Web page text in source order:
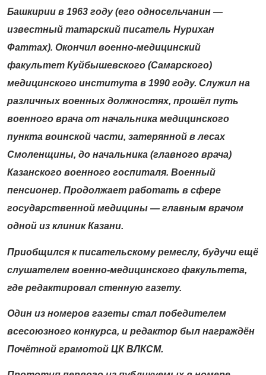
Башкирии в 1963 году (его односельчанин —
известный татарский писатель Нурихан
Фаттах). Окончил военно-медицинский
факультет Куйбышевского (Самарского)
медицинского института в 1990 году. Служил на
различных военных должностях, прошёл путь
военного врача от начальника медицинского
пункта воинской части, затерянной в лесах
Смоленщины, до начальника (главного врача)
Казанского военного госпиталя. Военный
пенсионер. Продолжает работать в сфере
государственной медицины — главным врачом
одной из клиник Казани.
Приобщился к писательскому ремеслу, будучи ещё
слушателем военно-медицинского факультета,
где редактировал стенную газету.
Один из номеров газеты стал победителем
всесоюзного конкурса, и редактор был награждён
Почётной грамотой ЦК ВЛКСМ.